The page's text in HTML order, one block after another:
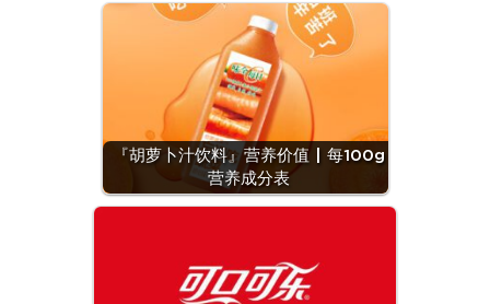
『胡萝卜汁饮料』营养价值 | 每100g
营养成分表